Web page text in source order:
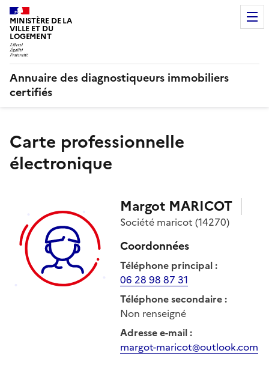
MINISTÈRE DE LA
VILLE ET DU
LOGEMENT
Annuaire des diagnostiqueurs immobiliers
certifiés
Carte professionnelle
électronique
Margot MARICOT
Société maricot (14270)
Coordonnées
Téléphone principal:
06 28 98 87 31
Téléphone secondaire:
Non renseigné
Adresse e-mail:
margot-maricot@outlook.com